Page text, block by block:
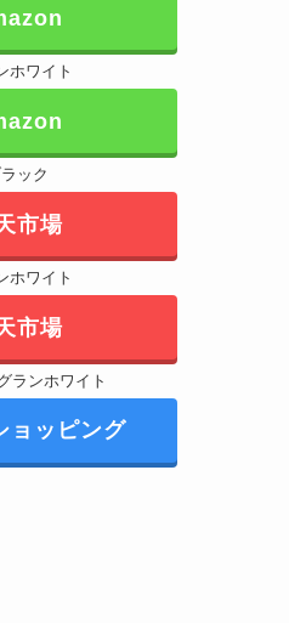
ホワイト
ック
市場
ホワイト
市場
ランホワイト
ョッピング